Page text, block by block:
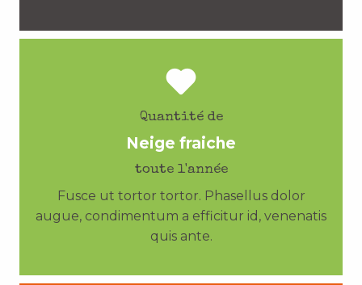
Quantité de
Neige fraiche
toute l'année
Fusce ut tortor tortor. Phasellus dolor
augue, condimentum a efficitur id, venenatis
quis ante.